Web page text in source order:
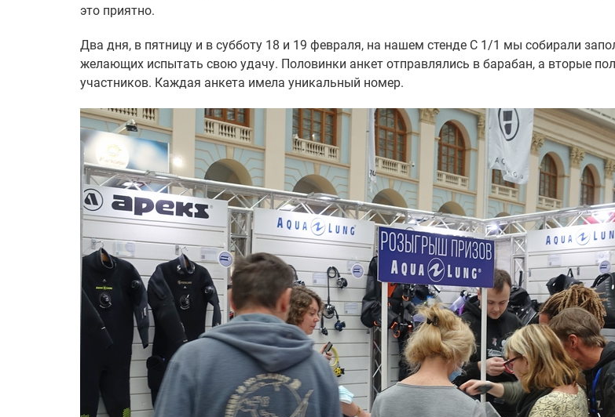
это приятно.
Два дня, в пятницу и в субботу 18 и 19 февраля, на нашем стенде C 1/1 мы собирали
желающих испытать свою удачу. Половинки анкет отправлялись в барабан, а вторые
участников. Каждая анкета имела уникальный номер.